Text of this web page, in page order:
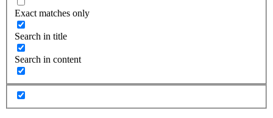
Exact matches only
Search in title
Search in content